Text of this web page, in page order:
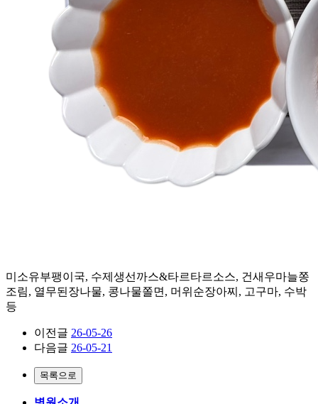
미소유부팽이국, 수제생선까스&타르타르소스, 건새우마늘쫑
조림, 열무된장나물, 콩나물쫄면, 머위순장아찌, 고구마, 수박
등
이전글 26-05-26
다음글 26-05-21